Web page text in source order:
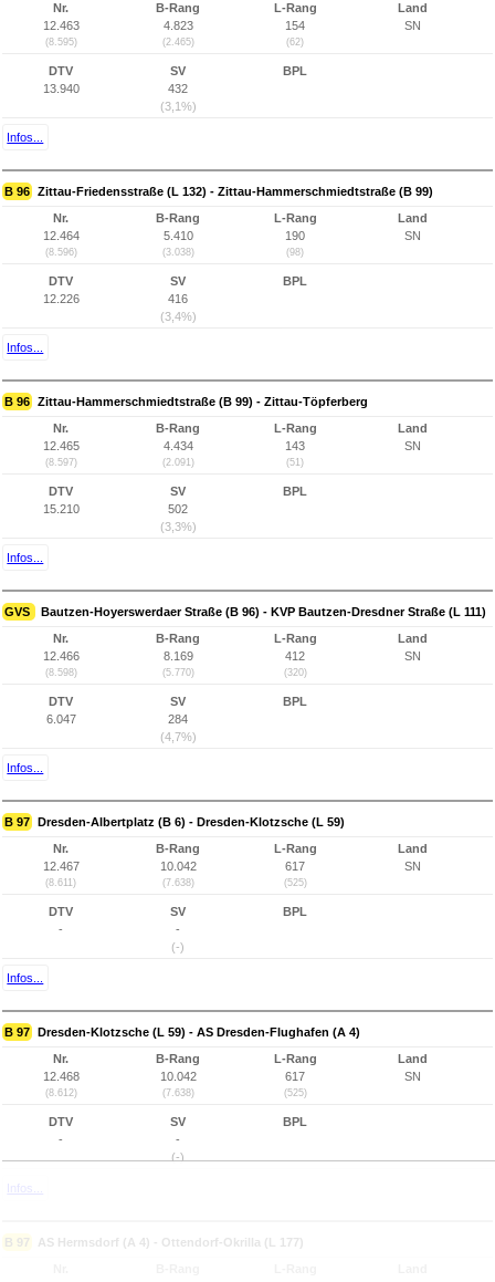
Nr.
12.463
(8.595)
B-Rang
4.823
(2.465)
L-Rang
154
(62)
Land
SN
DTV
13.940
SV
432
(3,1%)
BPL
Infos...
B 96 Zittau-Friedensstraße (L 132) - Zittau-Hammerschmiedtstraße (B 99)
Nr.
12.464
(8.596)
B-Rang
5.410
(3.038)
L-Rang
190
(98)
Land
SN
DTV
12.226
SV
416
(3,4%)
BPL
Infos...
B 96 Zittau-Hammerschmiedtstraße (B 99) - Zittau-Töpferberg
Nr.
12.465
(8.597)
B-Rang
4.434
(2.091)
L-Rang
143
(51)
Land
SN
DTV
15.210
SV
502
(3,3%)
BPL
Infos...
GVS Bautzen-Hoyerswerdaer Straße (B 96) - KVP Bautzen-Dresdner Straße (L 111)
Nr.
12.466
(8.598)
B-Rang
8.169
(5.770)
L-Rang
412
(320)
Land
SN
DTV
6.047
SV
284
(4,7%)
BPL
Infos...
B 97 Dresden-Albertplatz (B 6) - Dresden-Klotzsche (L 59)
Nr.
12.467
(8.611)
B-Rang
10.042
(7.638)
L-Rang
617
(525)
Land
SN
DTV
-
SV
-
(-)
BPL
Infos...
B 97 Dresden-Klotzsche (L 59) - AS Dresden-Flughafen (A 4)
Nr.
12.468
(8.612)
B-Rang
10.042
(7.638)
L-Rang
617
(525)
Land
SN
DTV
-
SV
-
(-)
BPL
Infos...
B 97 AS Hermsdorf (A 4) - Ottendorf-Okrilla (L 177)